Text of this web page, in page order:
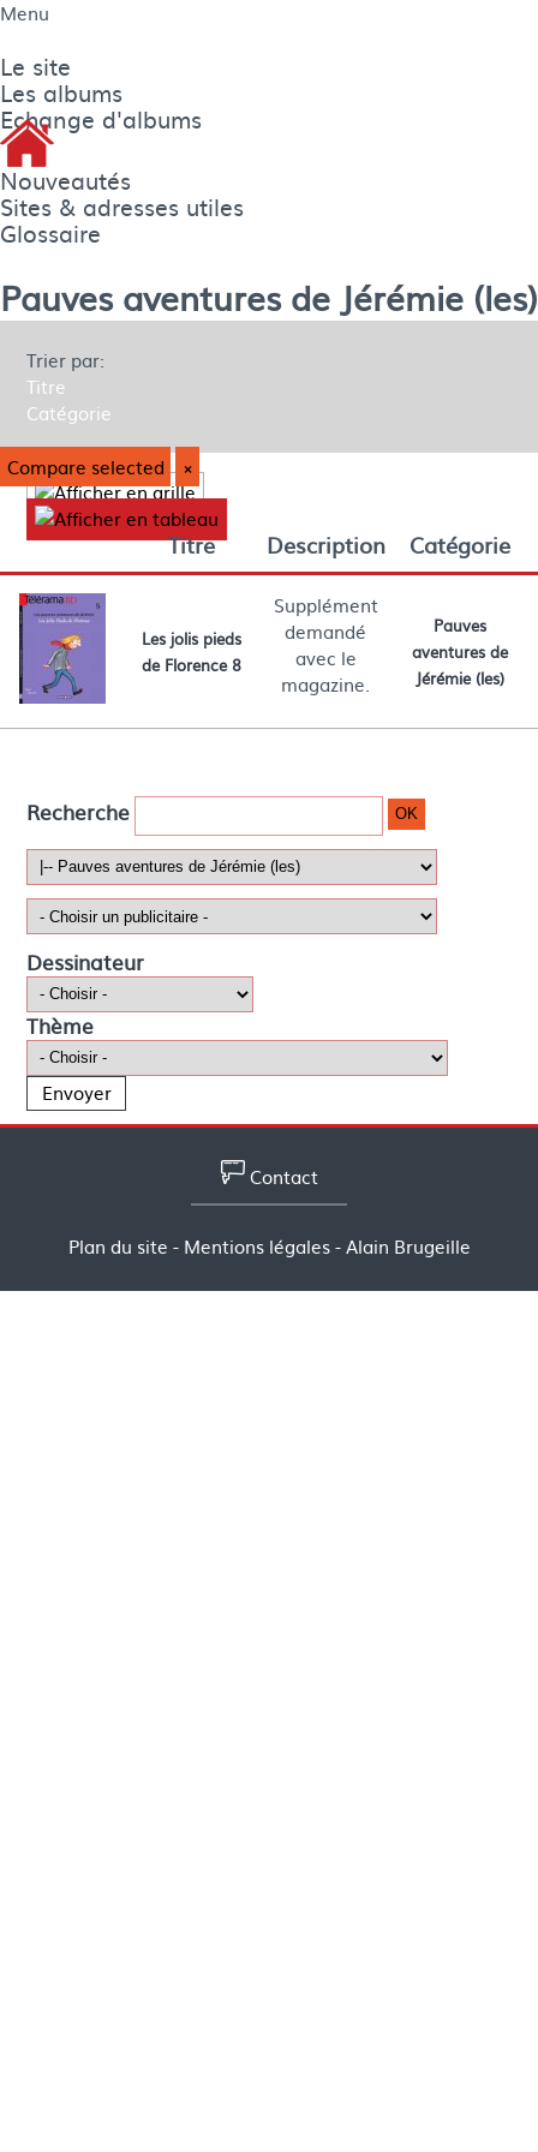
Menu
Le site
Les albums
Echange d'albums
Nouveautés
Sites & adresses utiles
Glossaire
Pauves aventures de Jérémie (les)
Trier par:
Titre
Catégorie
Compare selected ×
Titre Description Catégorie
Les jolis pieds
de Florence 8
Supplément
demandé
avec le
magazine.
Pauves
aventures de
Jérémie (les)
Recherche OK
Dessinateur
Thème
Contact
Plan du site - Mentions légales- Alain Brugeille